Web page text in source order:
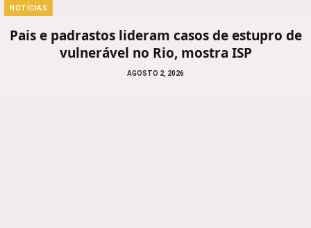
NOTÍCIAS
Pais e padrastos lideram casos de estupro de
vulnerável no Rio, mostra ISP
AGOSTO 2, 2026